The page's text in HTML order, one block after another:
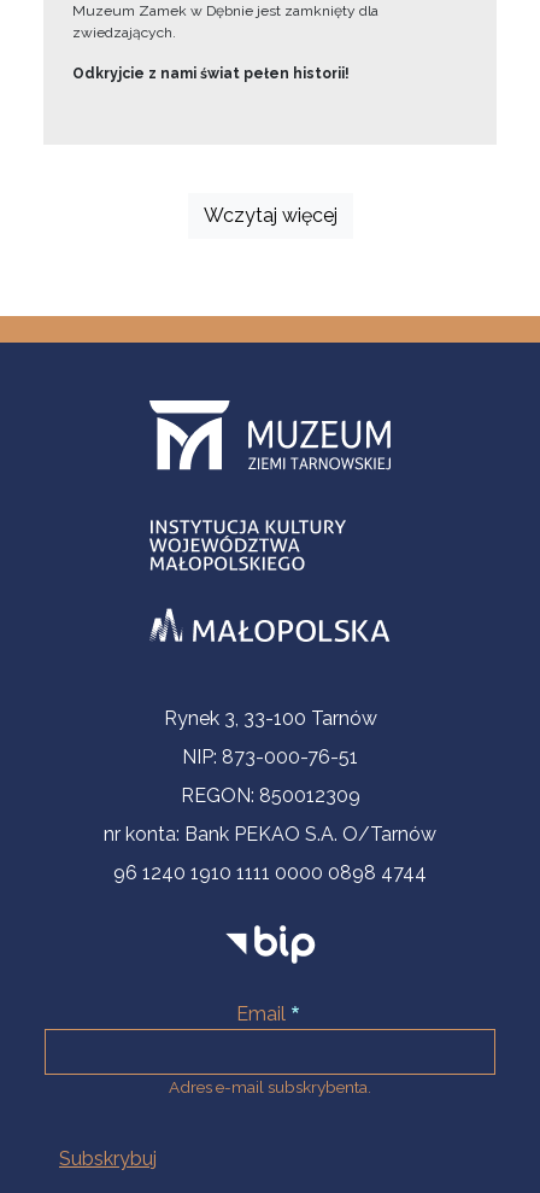
Muzeum Zamek w Dębnie jest zamknięty dla
zwiedzających.
Odkryjcie z nami świat pełen historii!
Wczytaj więcej
Informacje kontaktoweRynek 3, 33-100 Tarnów
NIP: 873-000-76-51
REGON: 850012309
nr konta: Bank PEKAO S.A. O/Tarnów
96 1240 1910 1111 0000 0898 4744
Email
Adres e-mail subskrybenta.